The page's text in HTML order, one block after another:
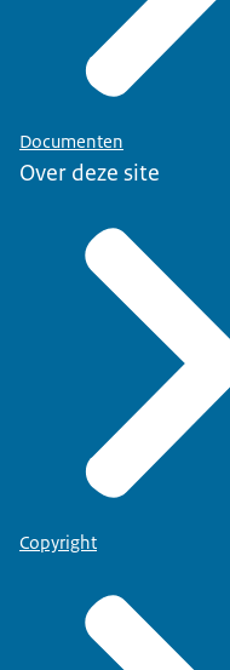
Documenten
Over deze site
Copyright